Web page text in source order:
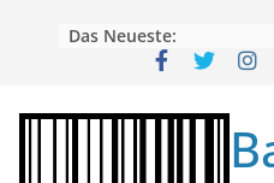
Das Neueste: